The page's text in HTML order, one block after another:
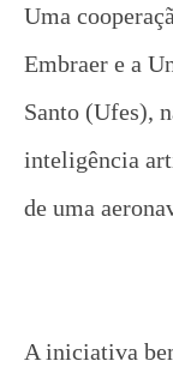
Uma
Embraer e a
Santo (Ufes),
inteligência
de uma
A iniciativa